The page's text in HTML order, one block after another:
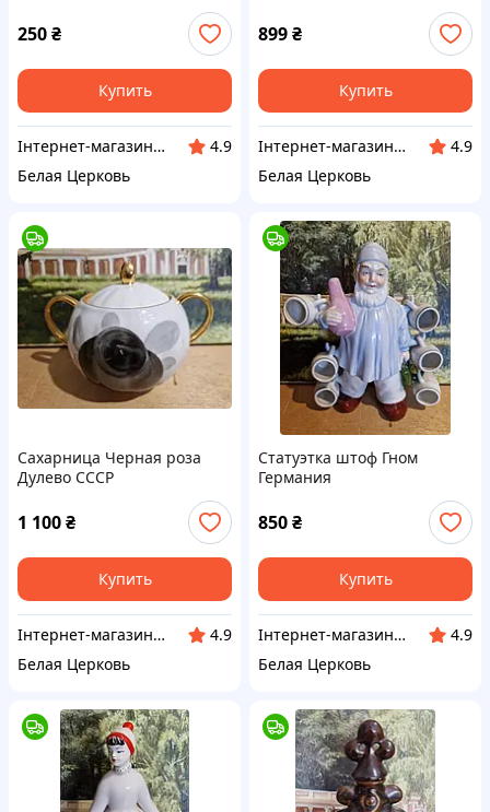
250₴
Купить
Інтернет-магазин Сувенір
4.9
Белая Церковь
899₴
Купить
Інтернет-магазин Сувенір
4.9
Белая Церковь
Сахарница Черная роза
Дулево СССР
1 100₴
Купить
Інтернет-магазин Сувенір
4.9
Белая Церковь
Статуэтка штоф Гном
Германия
850₴
Купить
Інтернет-магазин Сувенір
4.9
Белая Церковь